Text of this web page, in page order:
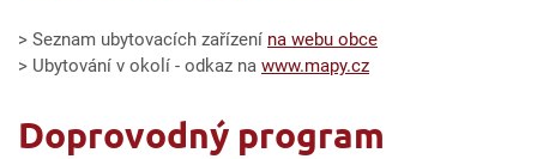
> Seznam ubytovacích zařízení na webu obce
> Ubytování v okolí - odkaz na www.mapy.cz
Doprovodný program